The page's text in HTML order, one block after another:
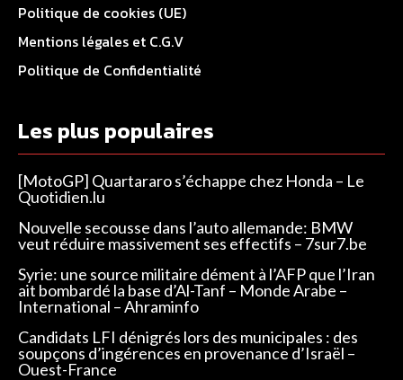
Politique de cookies (UE)
Mentions légales et C.G.V
Politique de Confidentialité
Les plus populaires
[MotoGP] Quartararo s’échappe chez Honda – Le
Quotidien.lu
Nouvelle secousse dans l’auto allemande: BMW
veut réduire massivement ses effectifs – 7sur7.be
Syrie: une source militaire dément à l’AFP que l’Iran
ait bombardé la base d’Al-Tanf – Monde Arabe –
International – Ahraminfo
Candidats LFI dénigrés lors des municipales : des
soupçons d’ingérences en provenance d’Israël –
Ouest-France